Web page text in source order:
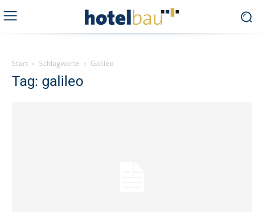
Start Schlagworte Galileo
Tag: galileo